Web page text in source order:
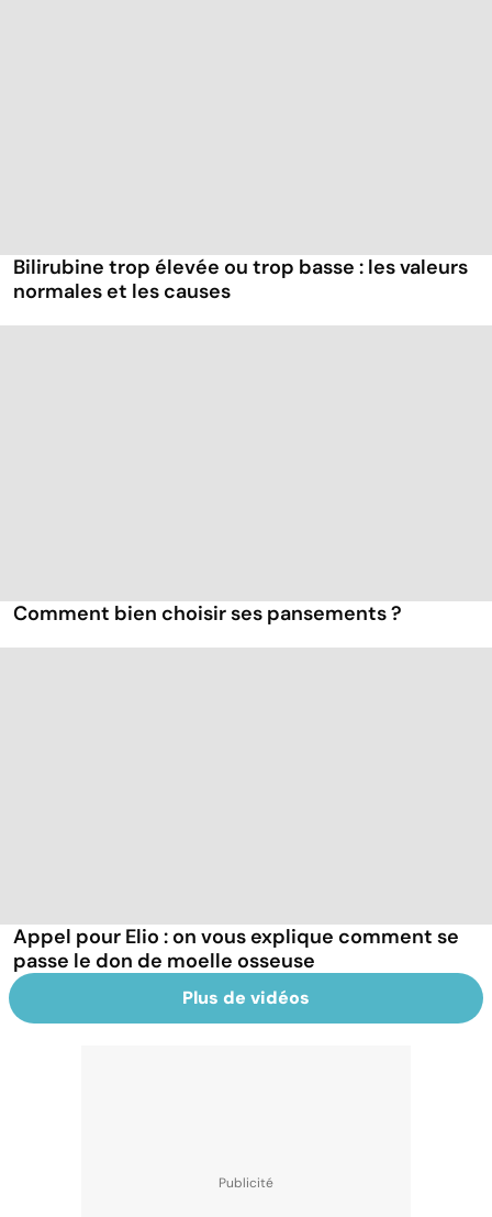
Bilirubine trop élevée ou trop basse : les valeurs
normales et les causes
Comment bien choisir ses pansements ?
Appel pour Elio : on vous explique comment se
passe le don de moelle osseuse
Plus de vidéos